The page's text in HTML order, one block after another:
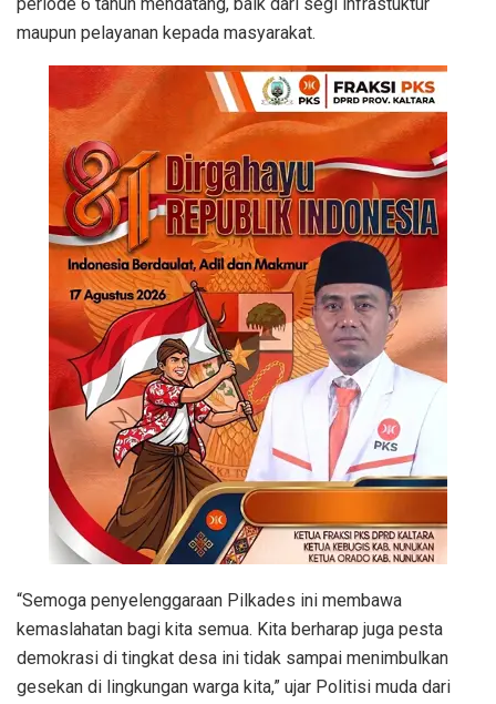
maupun pelayanan kepada masyarakat.
“Semoga penyelenggaraan Pilkades ini membawa
kemaslahatan bagi kita semua. Kita berharap juga pesta
demokrasi di tingkat desa ini tidak sampai menimbulkan
gesekan di lingkungan warga kita,” ujar Politisi muda dari